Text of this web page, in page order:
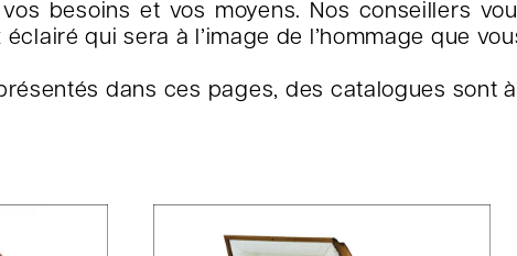
besoins et vos moyens. Nos conseillers
qui sera à l’image de l’hommage que
dans ces pages, des catalogues sont